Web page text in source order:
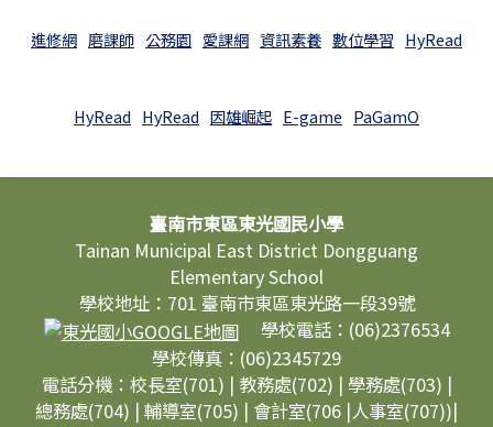
進修網 磨課師 公務園 愛課網 資訊素養 數位學習 HyRead
HyRead HyRead 因雄崛起 E-game PaGamO
頁尾區域內容臺南市東區東光國民小學
Tainan Municipal East District Dongguang
Elementary School
學校地址：701 臺南市東區東光路一段39號
學校電話：(06)2376534
學校傳真：(06)2345729
電話分機：校長室(701) | 教務處(702) | 學務處(703) |
總務處(704) | 輔導室(705) | 會計室(706 |人事室(707))|